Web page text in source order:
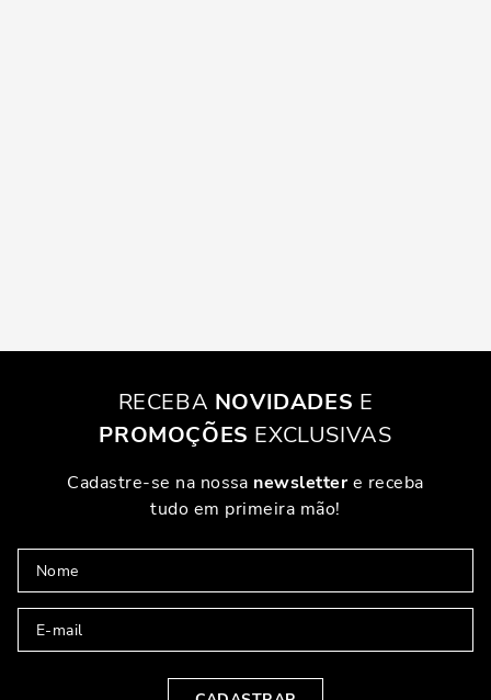
RECEBA NOVIDADES E
PROMOÇÕES EXCLUSIVAS
Cadastre-se na nossa newslettere receba
tudo em primeira mão!